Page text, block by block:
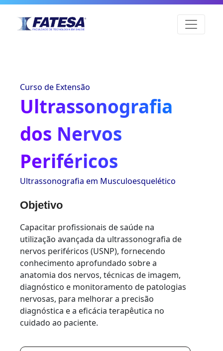
Curso de Extensão
Ultrassonografia
dos Nervos
Periféricos
Ultrassonografia em Musculoesquelético
Objetivo
Capacitar profissionais de saúde na
utilização avançada da ultrassonografia de
nervos periféricos (USNP), fornecendo
conhecimento aprofundado sobre a
anatomia dos nervos, técnicas de imagem,
diagnóstico e monitoramento de patologias
nervosas, para melhorar a precisão
diagnóstica e a eficácia terapêutica no
cuidado ao paciente.